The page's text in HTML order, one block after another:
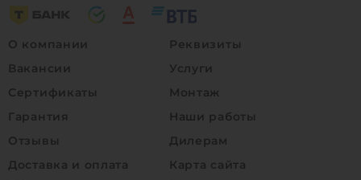
О компании
Вакансии
Сертификаты
Гарантия
Отзывы
Доставка и оплата
Реквизиты
Услуги
Монтаж
Наши работы
Дилерам
Карта сайта